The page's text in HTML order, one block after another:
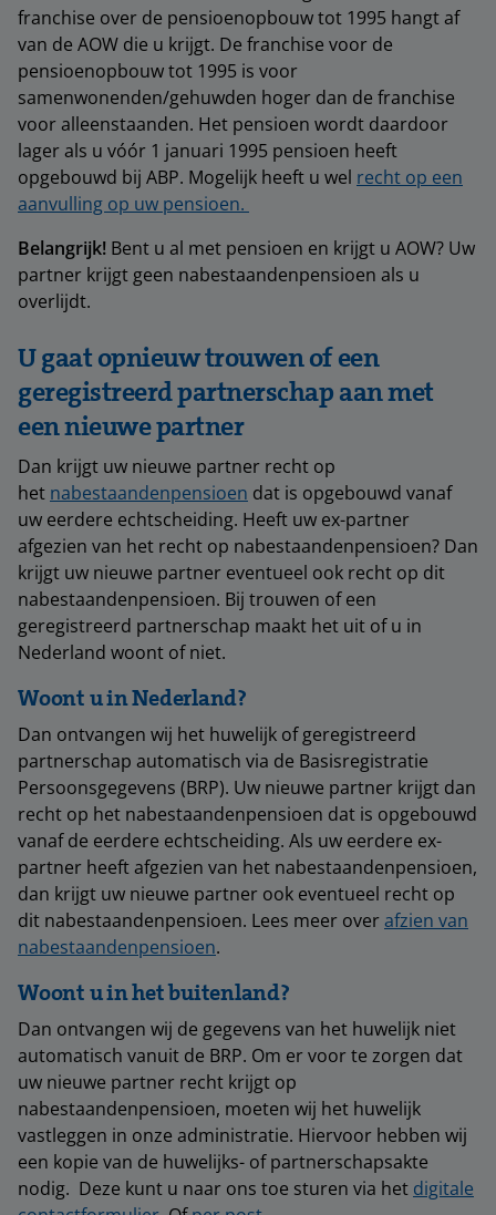
franchise over de pensioenopbouw tot 1995 hangt af
van de AOW die u krijgt. De franchise voor de
pensioenopbouw tot 1995 is voor
samenwonenden/gehuwden hoger dan de franchise
voor alleenstaanden. Het pensioen wordt daardoor
lager als u vóór 1 januari 1995 pensioen heeft
opgebouwd bij ABP. Mogelijk heeft u wel recht op een
aanvulling op uw pensioen.
Belangrijk! Bent u al met pensioen en krijgt u AOW? Uw
partner krijgt geen nabestaandenpensioen als u
overlijdt.
U gaat opnieuw trouwen of een
geregistreerd partnerschap aan met
een nieuwe partner
Dan krijgt uw nieuwe partner recht op
het nabestaandenpensioen dat is opgebouwd vanaf
uw eerdere echtscheiding. Heeft uw ex-partner
afgezien van het recht op nabestaandenpensioen? Dan
krijgt uw nieuwe partner eventueel ook recht op dit
nabestaandenpensioen. Bij trouwen of een
geregistreerd partnerschap maakt het uit of u in
Nederland woont of niet.
Woont u in Nederland?
Dan ontvangen wij het huwelijk of geregistreerd
partnerschap automatisch via de Basisregistratie
Persoonsgegevens (BRP). Uw nieuwe partner krijgt dan
recht op het nabestaandenpensioen dat is opgebouwd
vanaf de eerdere echtscheiding. Als uw eerdere ex-
partner heeft afgezien van het nabestaandenpensioen,
dan krijgt uw nieuwe partner ook eventueel recht op
dit nabestaandenpensioen. Lees meer overafzien van
nabestaandenpensioen.
Woont u in het buitenland?
Dan ontvangen wij de gegevens van het huwelijk niet
automatisch vanuit de BRP. Om er voor te zorgen dat
uw nieuwe partner recht krijgt op
nabestaandenpensioen, moeten wij het huwelijk
vastleggen in onze administratie. Hiervoor hebben wij
een kopie van de huwelijks- of partnerschapsakte
nodig. Deze kunt u naar ons toe sturen via het digitale